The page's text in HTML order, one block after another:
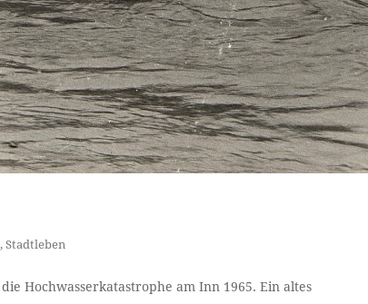
,Stadtleben
Hochwasserkatastrophe am Inn 1965. Ein altes